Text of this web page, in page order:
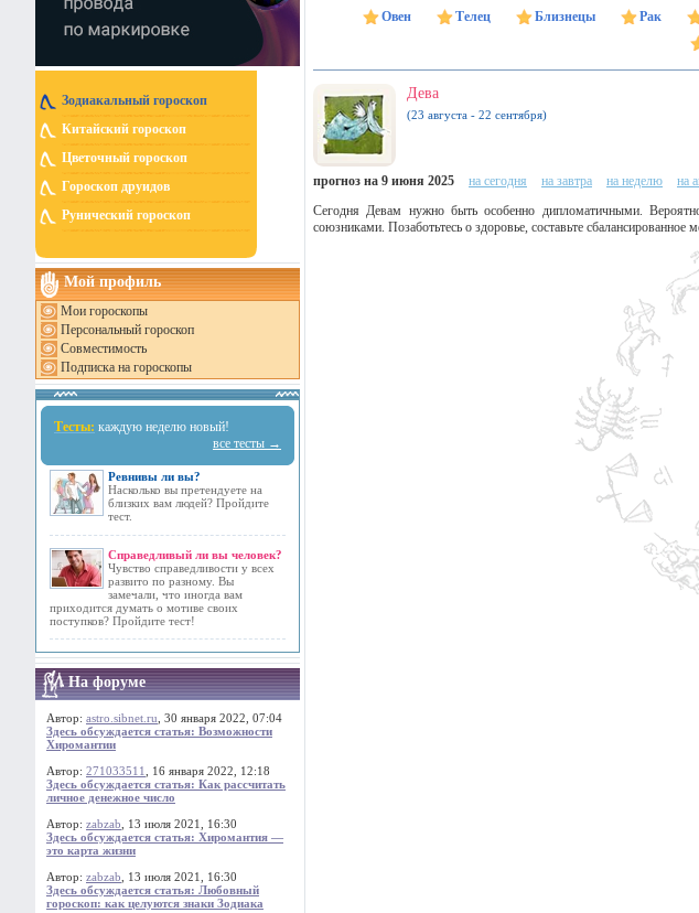
Зодиакальный гороскоп
Китайский гороскоп
Цветочный гороскоп
Гороскоп друидов
Рунический гороскоп
Мой профиль
Мои гороскопы
Персональный гороскоп
Совместимость
Подписка на гороскопы
Тесты: каждую неделю новый!
все тесты →
Ревнивы ли вы?
Насколько вы претендуете на
близких вам людей? Пройдите
тест.
Справедливый ли вы человек?
Чувство справедливости у всех
развито по разному. Вы
замечали, что иногда вам
приходится думать о мотиве своих
поступков? Пройдите тест!
На форуме
Автор: astro.sibnet.ru , 30 января 2022, 07:04
Здесь обсуждается статья: Возможности
Хиромантии
Автор: 271033511
, 16 января 2022, 12:18
Здесь обсуждается статья: Как рассчитать
личное денежное число
Автор: zabzab , 13 июля 2021, 16:30
Здесь обсуждается статья: Хиромантия —
это карта жизни
Автор: zabzab , 13 июля 2021, 16:30
Здесь обсуждается статья: Любовный
гороскоп: как целуются знаки Зодиака
Овен Телец Близнецы Рак
Дева
(23 августа - 22 сентября)
прогноз на 9 июня 2025 на сегодня на завтра на неделю на
Сегодня Девам нужно быть особенно дипломатичными.
союзниками. Позаботьтесь о здоровье, составьте